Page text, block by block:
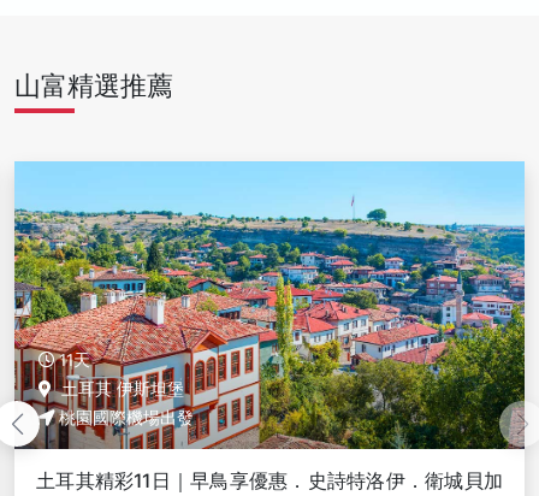
山富精選推薦
11天
土耳其 伊斯坦堡
桃園國際機場出發
土耳其精彩11日｜早鳥享優惠．史詩特洛伊．衛城貝加